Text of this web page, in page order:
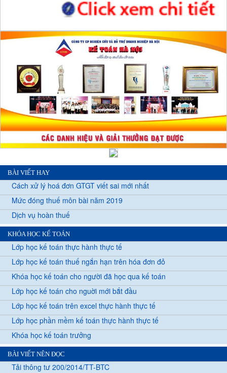
BÀI VIẾT HAY
Cách xử lý hoá đơn GTGT viết sai mới nhất
Mức đóng thuế môn bài năm 2019
Dịch vụ hoàn thuế
KHÓA HỌC KẾ TOÁN
Lớp học kế toán thực hành thực tế
Lớp học kế toán thuế ngắn hạn trên hóa đơn đỏ
Khóa học kế toán cho người đã học qua kế toán
Lớp học kế toán cho nguời mới bắt đầu
Lớp học kế toán trên excel thực hành thực tế
Lớp học phần mềm kế toán thực hành thực tế
Khóa học kế toán trưởng
BÀI VIẾT NÊN ĐỌC
Tải thông tư 200/2014/TT-BTC